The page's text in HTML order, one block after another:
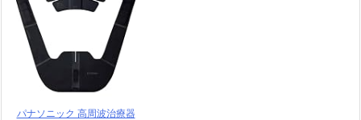
パナソニック 高周波治療器